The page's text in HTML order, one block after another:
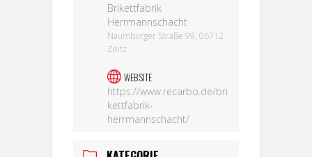
Brikettfabrik
Herrmannschacht
Naumburger Straße 99, 06712
Zeitz
WEBSITE
https://www.recarbo.de/bri
kettfabrik-
herrmannschacht/